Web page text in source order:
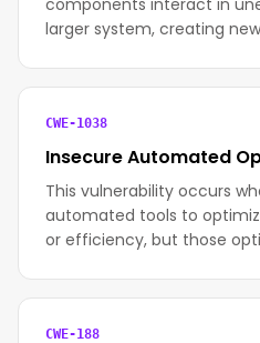
components interact in
larger system, creating
CWE-1038
Insecure Automated
This vulnerability occurs
automated tools to
or efficiency, but those
CWE-188